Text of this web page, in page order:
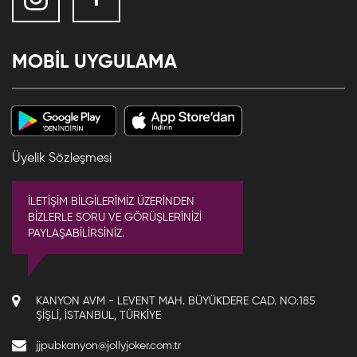
MOBİL UYGULAMA
Üyelik Sözleşmesi
İLETİŞİM BİLGİLERİMİZ ÜZERİNDEN
BİZLERLE SORU VE GÖRÜŞLERİNİZİ
PAYLAŞABİLİRSİNİZ.
KANYON AVM - LEVENT MAH. BÜYÜKDERE CAD. NO:185
ŞIŞLI, İSTANBUL, TÜRKIYE
jjpubkanyon@jollyjoker.com.tr